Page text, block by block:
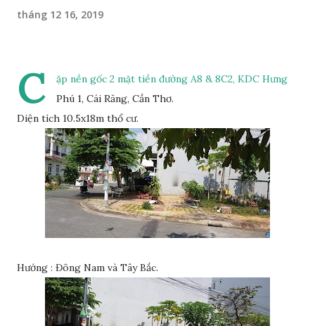
tháng 12 16, 2019
C
ặp nền gốc 2 mặt tiền đường A8 & 8C2, KDC Hưng
Phú 1, Cái Răng, Cần Thơ.
Diện tích 10.5x18m thổ cư.
Hướng : Đông Nam và Tây Bắc.